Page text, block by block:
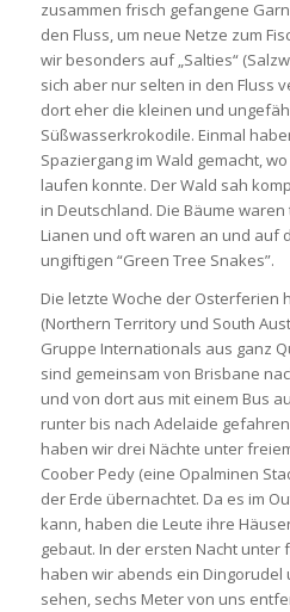
zusammen frisch gefangene
den Fluss, um neue Netze zum
wir besonders auf „Salties“
sich aber nur selten in den Fluss
dort eher die kleinen und
Süßwasserkrokodile. Einmal
Spaziergang im Wald gemacht,
laufen konnte. Der Wald sah
in Deutschland. Die Bäume
Lianen und oft waren an und auf
ungiftigen “Green Tree Snakes”.
Die letzte Woche der Osterferien
(Northern Territory und South
Gruppe Internationals aus ganz
sind gemeinsam von Brisbane
und von dort aus mit einem Bus
runter bis nach Adelaide
haben wir drei Nächte unter
Coober Pedy (eine Opalminen
der Erde übernachtet. Da es im
kann, haben die Leute ihre
gebaut. In der ersten Nacht unter
haben wir abends ein Dingorudel
sehen, sechs Meter von uns